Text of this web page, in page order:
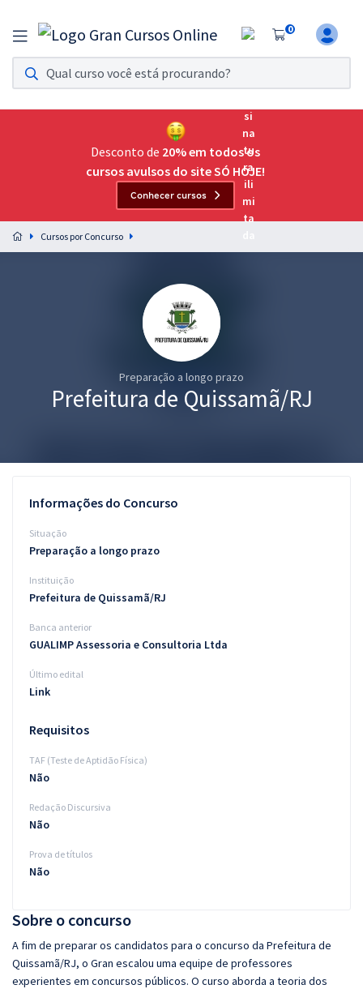
0
Assinatura Ilimitada 11
Acesso a todos os cursos. Teste grátis por 7 dias!
Assinatura OAB Até Passar
Acesso ilimitado a toda preparação para o Exame da
Preparação completa e intensiva para as principais
residências em saúde do Brasil
Graduação
Questões grátis
Blog
Aprovados
Atendimento
Desconto de 20% em todos os
cursos avulsos do site SÓ HOJE!
Conhecer cursos
Cursos por Concurso
Preparação a longo prazo
Prefeitura de Quissamã/RJ
Sobre o concurso
A fim de preparar os candidatos para o concurso da Prefeitura de
Quissamã/RJ, o Gran escalou uma equipe de professores
experientes em concursos públicos. O curso aborda a teoria dos
Informações do Concurso
Situação
Preparação a longo prazo
Instituição
Prefeitura de Quissamã/RJ
Banca anterior
GUALIMP Assessoria e Consultoria Ltda
Último edital
Link
Requisitos
TAF (Teste de Aptidão Física)
Não
Redação Discursiva
Não
Prova de títulos
Não